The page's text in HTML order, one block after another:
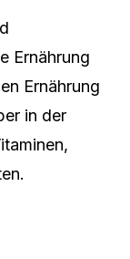
Ernährung
Ernährung
in der